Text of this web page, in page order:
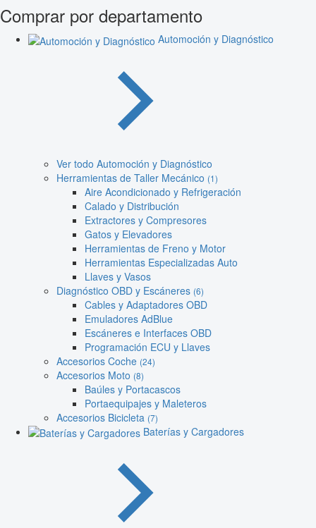
Comprar por departamento
Automoción y Diagnóstico
Ver todo Automoción y Diagnóstico
Herramientas de Taller Mecánico (1)
Aire Acondicionado y Refrigeración
Calado y Distribución
Extractores y Compresores
Gatos y Elevadores
Herramientas de Freno y Motor
Herramientas Especializadas Auto
Llaves y Vasos
Diagnóstico OBD y Escáneres (6)
Cables y Adaptadores OBD
Emuladores AdBlue
Escáneres e Interfaces OBD
Programación ECU y Llaves
Accesorios Coche (24)
Accesorios Moto (8)
Baúles y Portacascos
Portaequipajes y Maleteros
Accesorios Bicicleta (7)
Baterías y Cargadores